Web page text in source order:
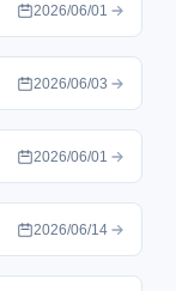
2026/06/01
2026/06/03
2026/06/01
2026/06/14